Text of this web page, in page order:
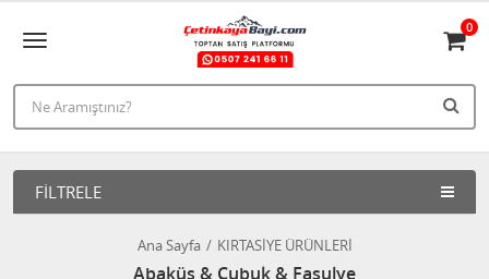
0
FILTRELE
Ana Sayfa KIRTASİYE ÜRÜNLERİ
Abaküs & Çubuk & Fasulye